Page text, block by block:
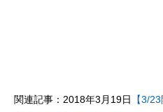
関連記事：2018年3月19日
【3/